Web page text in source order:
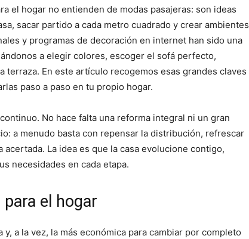
a
r
t
i
r
e
n
a
r
t
i
e
n
a
r
t
i
e
n
el hogar no entienden de modas pasajeras: son ideas
sacar partido a cada metro cuadrado y crear ambientes
y programas de decoración en internet han sido una
a elegir colores, escoger el sofá perfecto,
terraza. En este artículo recogemos esas grandes claves
paso a paso en tu propio hogar.
No hace falta una reforma integral ni un gran
a menudo basta con repensar la distribución, refrescar
La idea es que la casa evolucione contigo,
necesidades en cada etapa.
el hogar
a la vez, la más económica para cambiar por completo